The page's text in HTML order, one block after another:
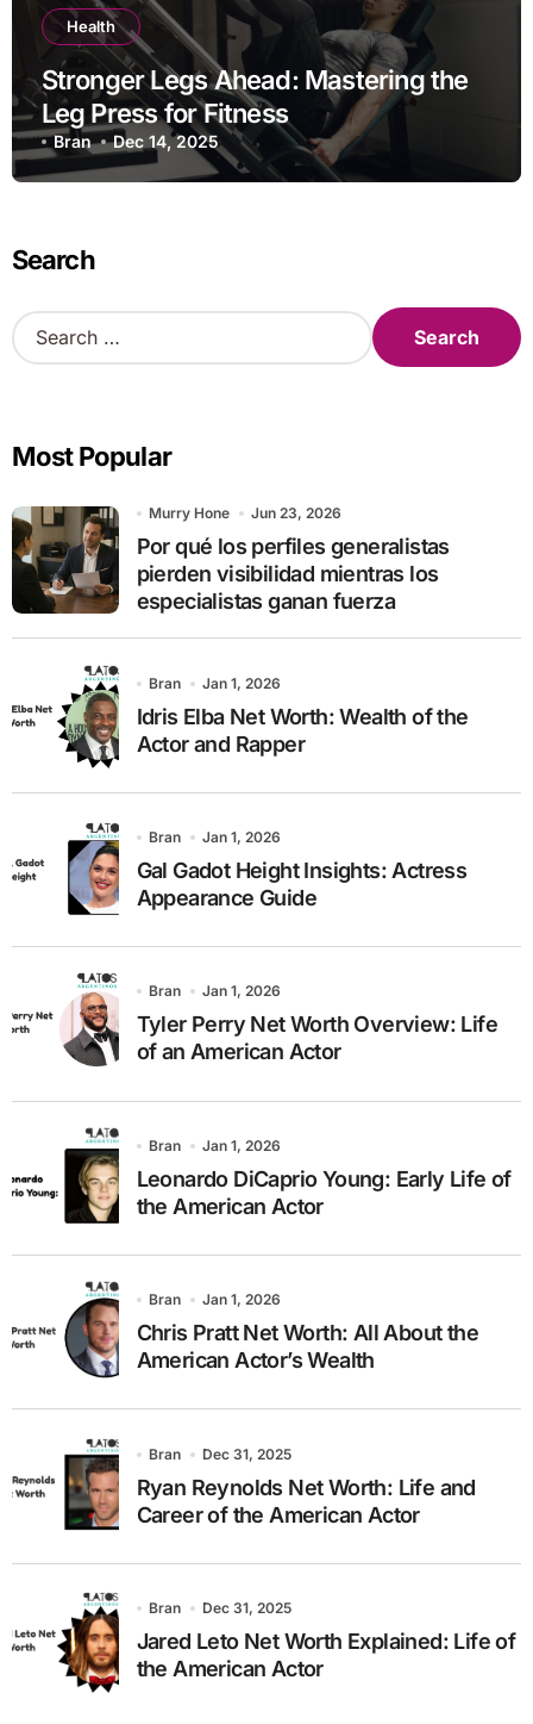
Health
Stronger Legs Ahead: Mastering the
Leg Press for Fitness
Bran Dec 14, 2025
Search
S
e
h
o
r
:
Most Popular
Murry Hone Jun 23, 2026
Por qué los perfiles generalistas
pierden visibilidad mientras los
especialistas ganan fuerza
Bran Jan 1, 2026
Idris Elba Net Worth: Wealth of the
Actor and Rapper
Bran Jan 1, 2026
Gal Gadot Height Insights: Actress
Appearance Guide
Bran Jan 1, 2026
Tyler Perry Net Worth Overview: Life
of an American Actor
Bran Jan 1, 2026
Leonardo DiCaprio Young: Early Life of
the American Actor
Bran Jan 1, 2026
Chris Pratt Net Worth: All About the
American Actor’s Wealth
Bran Dec 31, 2025
Ryan Reynolds Net Worth: Life and
Career of the American Actor
Bran Dec 31, 2025
Jared Leto Net Worth Explained: Life of
the American Actor